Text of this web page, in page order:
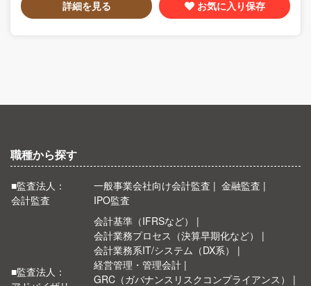
詳細を見る お気に入り保存
職種から探す
■監査法人：
会計監査
一般事業会社向け会計監査
金融監査
IPO監査
■監査法人：
会計基準（IFRSなど）
会計業務プロセス（決算早期化など）
会計業務系IT/システム（DX系）
経営管理・管理会計
GRC（ガバナンスリスクコンプライアンス）